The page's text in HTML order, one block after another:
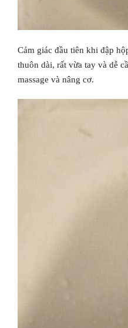
Cảm giác đầu tiên khi đập
thuôn dài, rất vừa tay và dễ
massage và nâng cơ.